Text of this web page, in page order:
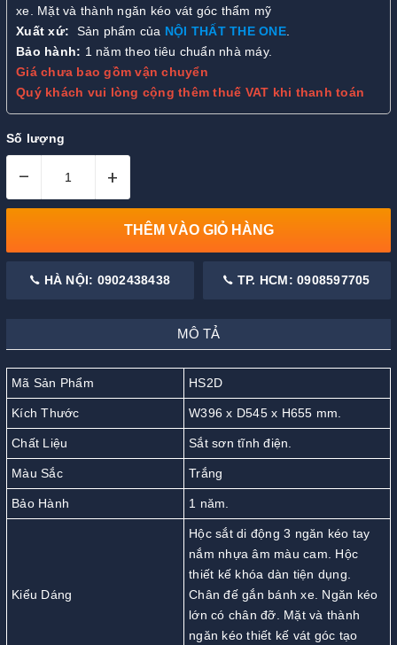
xe. Mặt và thành ngăn kéo vát góc thẩm mỹ
Xuất xứ:
Sản phẩm của NỘI THẤT THE ONE.
Bảo hành: 1 năm theo tiêu chuẩn nhà máy.
Giá chưa bao gồm vận chuyển
Quý khách vui lòng cộng thêm thuế VAT khi thanh toán
Số lượng
– +
THÊM VÀO GIỎ HÀNG
HÀ NỘI: 0902438438 TP. HCM: 0908597705
MÔ TẢ
Mã Sản Phẩm HS2D
Kích Thước W396 x D545 x H655 mm.
Chất Liệu Sắt sơn tĩnh điện.
Màu Sắc Trắng
Bảo Hành 1 năm.
Kiểu Dáng
Hộc sắt di động 3 ngăn kéo tay
nắm nhựa âm màu cam. Hộc
thiết kế khóa dàn tiện dụng.
Chân đế gắn bánh xe. Ngăn kéo
lớn có chân đỡ. Mặt và thành
ngăn kéo thiết kế vát góc tạo